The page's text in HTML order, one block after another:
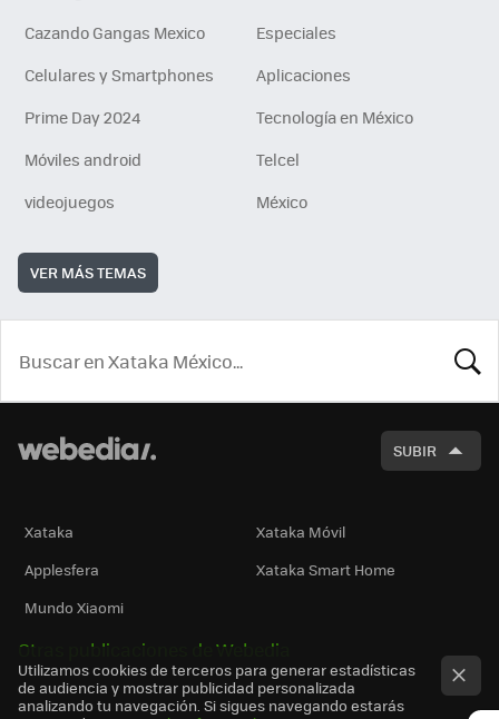
Cazando Gangas Mexico
Especiales
Celulares y Smartphones
Aplicaciones
Prime Day 2024
Tecnología en México
Móviles android
Telcel
videojuegos
México
VER MÁS TEMAS
SUBIR
Xataka
Xataka Móvil
Applesfera
Xataka Smart Home
Mundo Xiaomi
Otras publicaciones de Webedia
Utilizamos cookies de terceros para generar estadísticas
de audiencia y mostrar publicidad personalizada
analizando tu navegación. Si sigues navegando estarás